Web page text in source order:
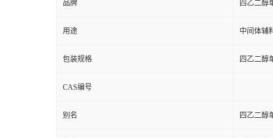
品牌 四乙二醇
用途 中间体辅
包装规格 四乙二醇
CAS编号
别名 四乙二醇